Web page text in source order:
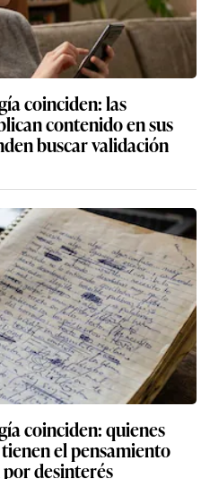
coinciden: las
contenido en sus
buscar validación
coinciden: quienes
el pensamiento
desinterés